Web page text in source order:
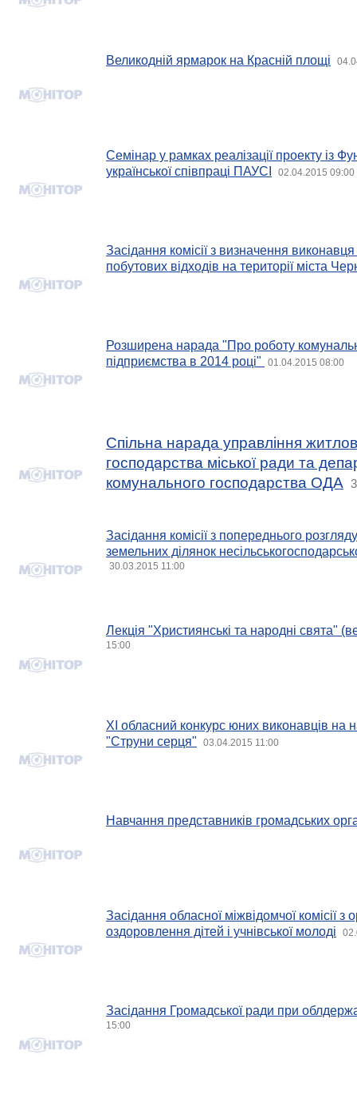
Великодній ярмарок на Красній площі
Семінар у рамках реалізації проекту із
української співпраці ПАУСІ
02.04.2015 09:00
Засідання комісії з визначення
побутових відходів на території міста
Розширена нарада "Про роботу
підприємства в 2014 році"
01.04.2015 08:00
Спільна нарада управління
господарства міської ради та
комунального господарства ОДА
Засідання комісії з попереднього
земельних ділянок
30.03.2015 11:00
Лекція "Християнські та народні свята"
15:00
XІ обласний конкурс юних виконавців на
"Струни серця"
03.04.2015 11:00
Навчання представників громадських
Засідання обласної міжвідомчої комісії з
оздоровлення дітей і учнівської молоді
Засідання Громадської ради при
15:00